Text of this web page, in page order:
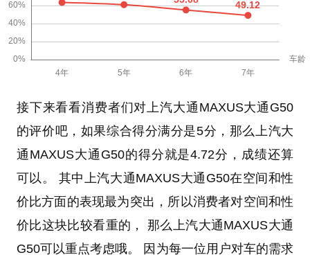
接下来看看消费者们对上汽大通MAXUS大通G50
的评价吧，如果综合得分满分是5分，那么上汽大
通MAXUS大通G50的得分就是4.72分，成绩还算
可以。 其中上汽大通MAXUS大通G50在空间和性
价比方面的表现最为突出，所以消费者对空间和性
价比这块比较看重的， 那么上汽大通MAXUS大通
G50可以重点考虑哦。 因为每一位用户对车的需求